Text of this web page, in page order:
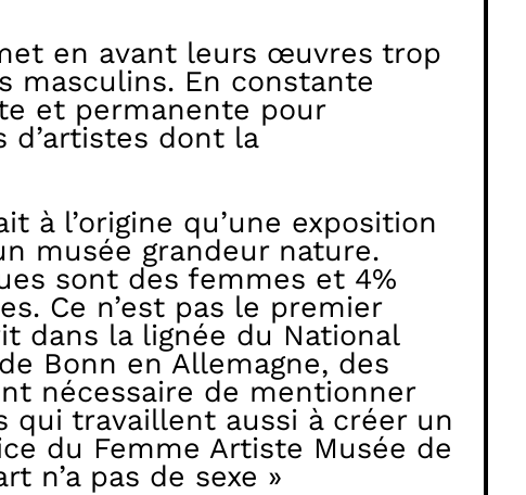
en avant leurs œuvres trop
masculins. En constante
et permanente pour
dont la
à l’origine qu’une exposition
musée grandeur nature.
sont des femmes et 4%
Ce n’est pas le premier
dans la lignée du National
Bonn en Allemagne, des
nécessaire de mentionner
qui travaillent aussi à créer un
du Femme Artiste Musée de
n’a pas de sexe »